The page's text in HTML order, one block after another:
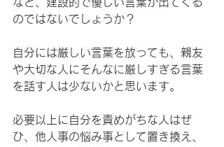
のではないでしょうか？
自分には厳しい言葉を放っても、親友
や大切な人にそんなに厳しすぎる言葉
を話す人は少ないかと思います。
必要以上に自分を責めがちな人はぜ
ひ、他人事の悩み事として置き換え、